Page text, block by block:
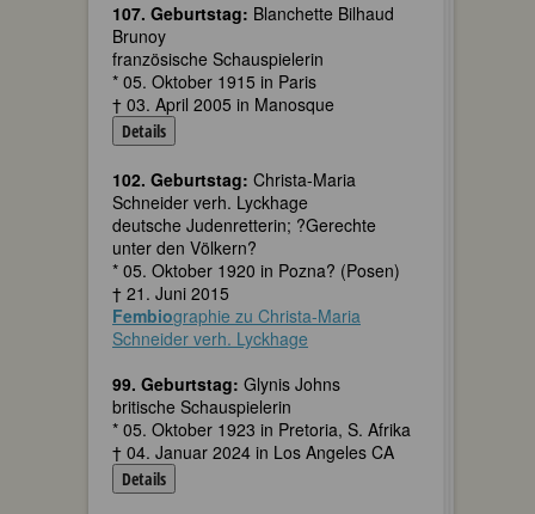
107. Geburtstag: Blanchette Bilhaud
Brunoy
französische Schauspielerin
* 05. Oktober 1915 in Paris
† 03. April 2005 in Manosque
Details
102. Geburtstag: Christa-Maria
Schneider verh. Lyckhage
deutsche Judenretterin; ?Gerechte
unter den Völkern?
* 05. Oktober 1920 in Pozna? (Posen)
† 21. Juni 2015
Fembiographie zu Christa-Maria
Schneider verh. Lyckhage
99. Geburtstag: Glynis Johns
britische Schauspielerin
* 05. Oktober 1923 in Pretoria, S. Afrika
† 04. Januar 2024 in Los Angeles CA
Details